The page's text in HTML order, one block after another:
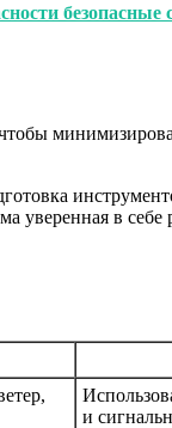
безопасные
в
и